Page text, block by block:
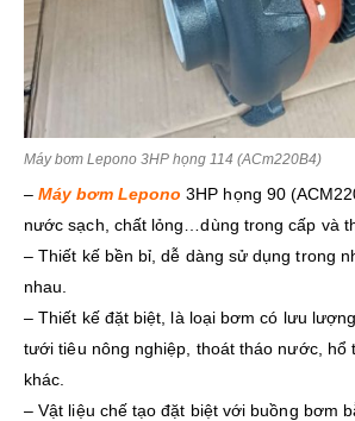
Máy bơm Lepono 3HP họng 114 (ACm220B4)
–Máy bơm Lepono 3HP họng 90
nước sạch, chất lỏng…dùng trong cấp và
– Thiết kế bền bỉ, dễ dàng sử dụng trong
nhau.
– Thiết kế đặt biệt, là loại bơm có lưu
tưới tiêu nông nghiệp, thoát tháo nước, hổ
khác.
– Vật liệu chế tạo đặt biệt với buồng bơm